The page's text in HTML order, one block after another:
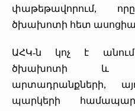
փաթեթավորում,
ծխախոտի հետ
ԱՀԿ-ն կոչ է անում
ծխախոտի և
արտադրանքների,
պարկերի